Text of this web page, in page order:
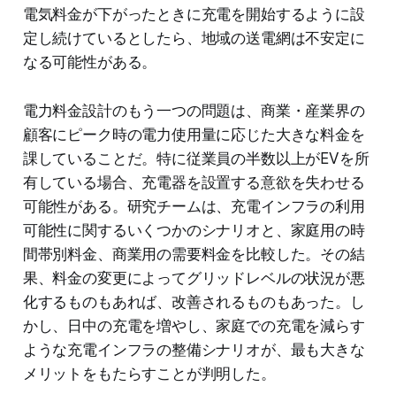
電気料金が下がったときに充電を開始するように設
定し続けているとしたら、地域の送電網は不安定に
なる可能性がある。
電力料金設計のもう一つの問題は、商業・産業界の
顧客にピーク時の電力使用量に応じた大きな料金を
課していることだ。特に従業員の半数以上がEVを所
有している場合、充電器を設置する意欲を失わせる
可能性がある。研究チームは、充電インフラの利用
可能性に関するいくつかのシナリオと、家庭用の時
間帯別料金、商業用の需要料金を比較した。その結
果、料金の変更によってグリッドレベルの状況が悪
化するものもあれば、改善されるものもあった。し
かし、日中の充電を増やし、家庭での充電を減らす
ような充電インフラの整備シナリオが、最も大きな
メリットをもたらすことが判明した。